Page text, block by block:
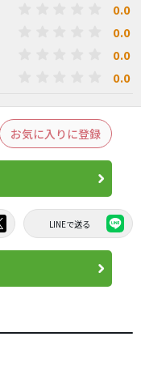
0.0
0.0
0.0
0.0
お気に入りに登録
LINEで送る